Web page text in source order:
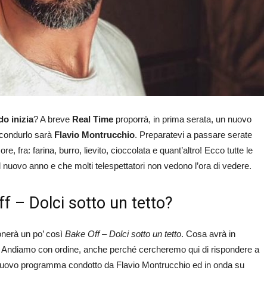
inizia? A breve Real Time proporrà, in prima serata, un nuovo
sarà Flavio Montrucchio. Preparatevi a passare serate
fra: farina, burro, lievito, cioccolata e quant’altro! Ecco tutte le
anno e che molti telespettatori non vedono l’ora di vedere.
– Dolci sotto un tetto?
un po’ così Bake Off – Dolci sotto un tetto. Cosa avrà in
Andiamo con ordine, anche perché cercheremo qui di rispondere a
programma condotto da Flavio Montrucchio ed in onda su